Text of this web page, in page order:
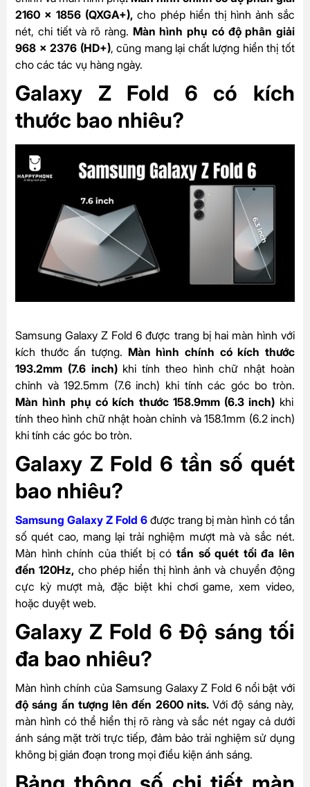
2160 x 1856 (QXGA+),cho phép hiển thị hình ảnh sắc
nét, chi tiết và rõ ràng. Màn hình phụ có độ phân giải
968 x 2376 (HD+), cũng mang lại chất lượng hiển thị tốt
cho các tác vụ hàng ngày.
Galaxy Z Fold 6 có kích
thước bao nhiêu?
Samsung Galaxy Z Fold 6 được trang bị hai màn hình với
kích thước ấn tượng. Màn hình chính có kích thước
193.2mm (7.6 inch)khi tính theo hình chữ nhật hoàn
chỉnh và 192.5mm (7.6 inch) khi tính các góc bo tròn.
Màn hình phụ có kích thước 158.9mm (6.3 inch) khi
tính theo hình chữ nhật hoàn chỉnh và 158.1mm (6.2 inch)
khi tính các góc bo tròn.
Galaxy Z Fold 6 tần số quét
bao nhiêu?
Samsung Galaxy Z Fold 6 được trang bị màn hình có tần
số quét cao, mang lại trải nghiệm mượt mà và sắc nét.
Màn hình chính của thiết bị có tần số quét tối đa lên
đến 120Hz, cho phép hiển thị hình ảnh và chuyển động
cực kỳ mượt mà, đặc biệt khi chơi game, xem video,
hoặc duyệt web.
Galaxy Z Fold 6 Độ sáng tối
đa bao nhiêu?
Màn hình chính của Samsung Galaxy Z Fold 6 nổi bật với
độ sáng ấn tượng lên đến 2600 nits. Với độ sáng này,
màn hình có thể hiển thị rõ ràng và sắc nét ngay cả dưới
ánh sáng mặt trời trực tiếp, đảm bảo trải nghiệm sử dụng
không bị gián đoạn trong mọi điều kiện ánh sáng.